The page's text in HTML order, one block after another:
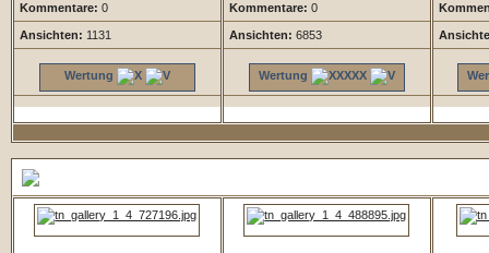
Kommentare: 0
Ansichten: 1131
Wertung
Kommentare: 0
Ansichten: 6853
Wertung